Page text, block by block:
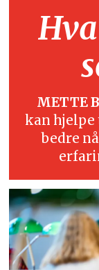
METTE
kan hjelpe
bedre